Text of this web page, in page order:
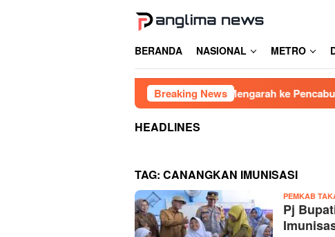
BERANDA NASIONAL METRO
Breaking News
Hasil RDP DPRD Gowa Mengarah ke Pencabutan Perda
HEADLINES
TAG: CANANGKAN IMUNISASI
PEMKAB
Pj